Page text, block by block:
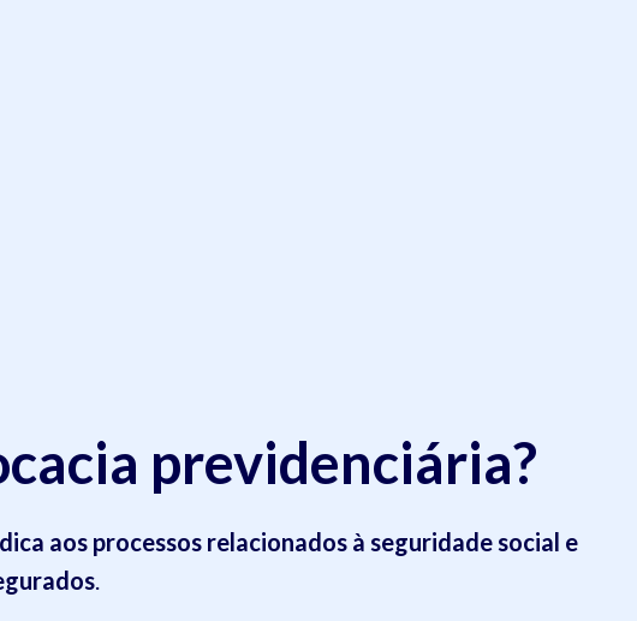
previdenciária?
aos processos relacionados à seguridade social e